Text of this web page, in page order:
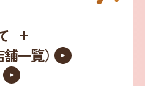
ッ
一覧）